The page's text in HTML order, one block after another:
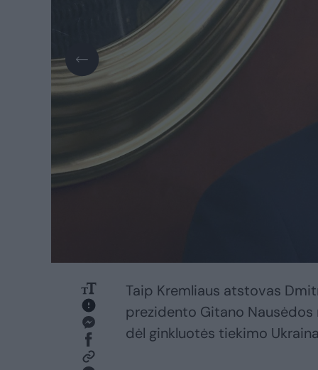
Taip Kremliaus atstovas
prezidento Gitano Nausėdos
dėl ginkluotės tiekimo